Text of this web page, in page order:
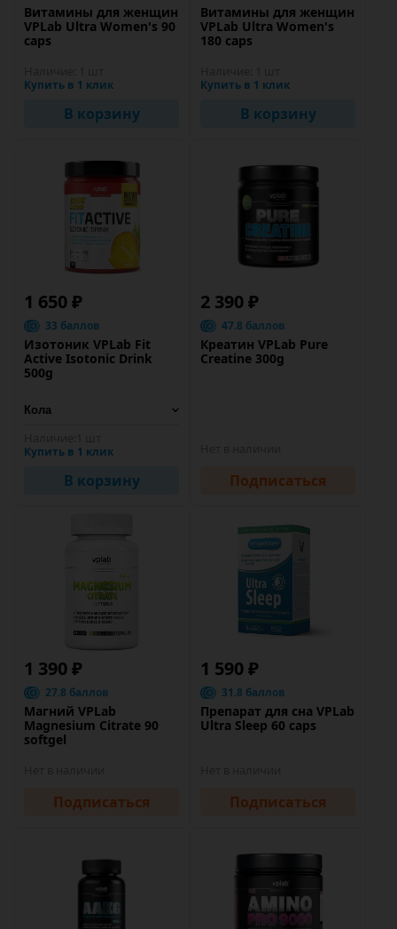
Витамины для женщин
VPLab Ultra Women's 90
caps
Купить в 1 клик
В корзину
Витамины для женщин
VPLab Ultra Women's
180 caps
Купить в 1 клик
В корзину
1 650 ₽
33 баллов
Изотоник VPLab Fit
Active Isotonic Drink
500g
Купить в 1 клик
В корзину
2 390 ₽
47.8 баллов
Креатин VPLab Pure
Creatine 300g
Подписаться
1 390 ₽
27.8 баллов
Магний VPLab
Magnesium Citrate 90
softgel
Подписаться
1 590 ₽
31.8 баллов
Препарат для сна VPLab
Ultra Sleep 60 caps
Подписаться